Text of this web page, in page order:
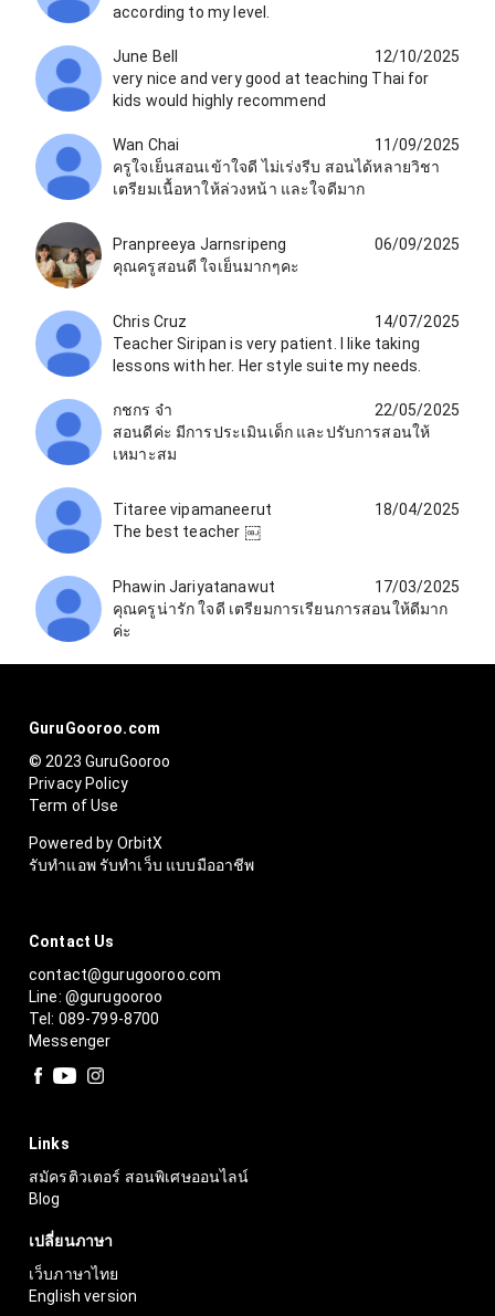
according to my level.
June Bell
12/10/2025
very nice and very good at teaching Thai for
kids would highly recommend
Wan Chai
11/09/2025
ครูใจเย็นสอนเข้าใจดี ไม่เร่งรีบ สอนได้หลายวิชา
เตรียมเนื้อหาให้ล่วงหน้า และใจดีมาก
Pranpreeya Jarnsripeng
06/09/2025
คุณครูสอนดี ใจเย็นมากๆคะ
Chris Cruz
14/07/2025
Teacher Siripan is very patient. I like taking
lessons with her. Her style suite my needs.
กชกร จ๋า
22/05/2025
สอนดีค่ะ มีการประเมินเด็ก และปรับการสอนให้
เหมาะสม
Titaree vipamaneerut
18/04/2025
The best teacher ￼
Phawin Jariyatanawut
17/03/2025
คุณครูน่ารัก ใจดี เตรียมการเรียนการสอนให้ดีมาก
ค่ะ
GuruGooroo.com
© 2023 GuruGooroo
Privacy Policy
Term of Use
Powered by OrbitX
รับทำแอพ รับทำเว็บ แบบมืออาชีพ
Contact Us
contact@gurugooroo.com
Line: @gurugooroo
Tel: 089-799-8700
Messenger
Links
สมัครติวเตอร์ สอนพิเศษออนไลน์
Blog
เปลี่ยนภาษา
เว็บภาษาไทย
English version